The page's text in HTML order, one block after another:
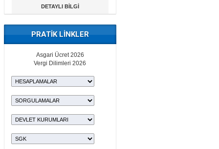
DETAYLI BİLGİ
PRATİK LİNKLER
Asgari Ücret 2026
Vergi Dilimleri 2026